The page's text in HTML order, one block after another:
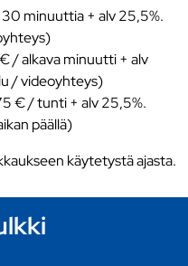
minuuttia + alv 25,5%.
/ alkava minuutti + alv
/ videoyhteys)
€ / tunti + alv 25,5%.
päällä)
käytetystä ajasta.